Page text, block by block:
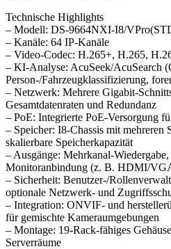
Technische Highlights
– Modell: DS-9664NXI-I8/
– Kanäle: 64 IP-Kanäle
– Video-Codec: H.265+, H.265,
– KI-Analyse: AcuSeek/AcuSearch
Person-/Fahrzeugklassifizierung,
– Netzwerk: Mehrere Gigabit-
Gesamtdatenraten und Redundanz
– PoE: Integrierte PoE-Versorgung
– Speicher: I8-Chassis mit mehreren
skalierbare Speicherkapazität
– Ausgänge: Mehrkanal-
Monitoranbindung (z. B. HDMI/
– Sicherheit: Benutzer-/
optionale Netzwerk- und
– Integration: ONVIF- und
für gemischte Kameraumgebungen
– Montage: 19-Rack-fähiges
Serverräume